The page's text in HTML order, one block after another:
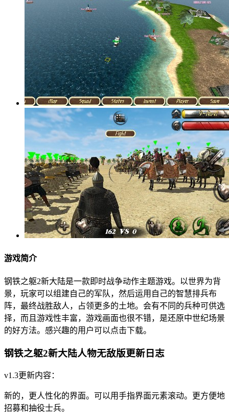
游戏简介
钢铁之躯2新大陆是一款即时战争动作主题游戏。以世界为背
景，玩家可以组建自己的军队，然后运用自己的智慧排兵布
阵，最终战胜敌人，占领更多的土地。会有不同的兵种可供选
择，而且游戏性丰富，游戏画面也很不错，是还原中世纪场景
的好方法。感兴趣的用户可以点击下载。
钢铁之躯2新大陆人物无敌版更新日志
v1.3更新内容：
新的，更人性化的界面。可以用手指界面元素滚动。更方便地
招募和抽役士兵。